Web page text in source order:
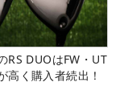
RS DUOはFW・UT
高く購入者続出！